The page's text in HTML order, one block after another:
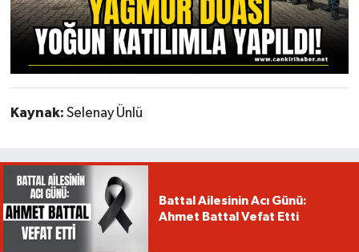
Kaynak: Selenay Ünlü
Battal Ailesinin Acı Günü:
Ahmet Battal Vefat Etti